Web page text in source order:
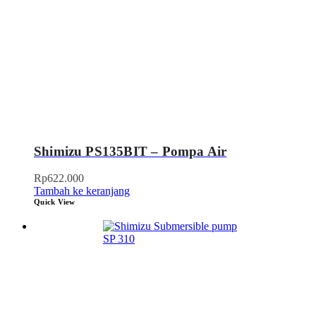
Shimizu PS135BIT – Pompa Air
Rp622.000
Tambah ke keranjang
Quick View